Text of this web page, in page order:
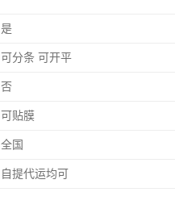
是
可分条 可开平
否
可贴膜
全国
自提代运均可